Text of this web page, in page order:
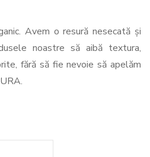
Avem o resură nesecată și
noastre să aibă textura,
fără să fie nevoie să apelăm